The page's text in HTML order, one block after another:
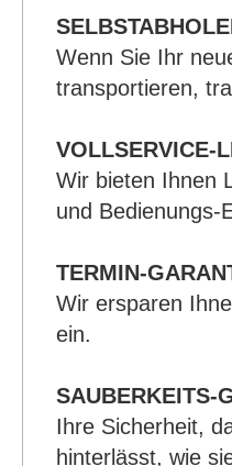
Wenn Sie Ihr
transportieren,
VOLLSERVICE-
Wir bieten Ihnen
und Bedienungs-
TERMIN-
Wir ersparen
ein.
SAUBERKEITS-
Ihre Sicherheit,
hinterlässt, wie